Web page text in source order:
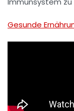
Gesunde